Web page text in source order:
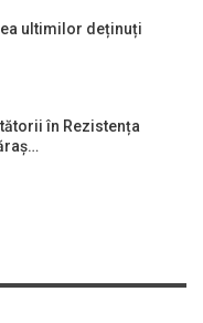
ultimilor deținuți
în Rezistența